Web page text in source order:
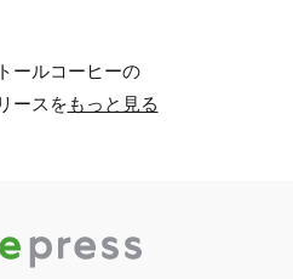
ールコーヒーの
ースをもっと見る